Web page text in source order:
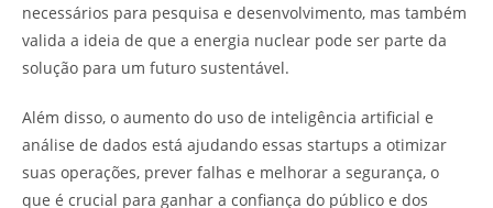
necessários para pesquisa e desenvolvimento, mas também
valida a ideia de que a energia nuclear pode ser parte da
solução para um futuro sustentável.
Além disso, o aumento do uso de inteligência artificial e
análise de dados está ajudando essas startups a otimizar
suas operações, prever falhas e melhorar a segurança, o
que é crucial para ganhar a confiança do público e dos